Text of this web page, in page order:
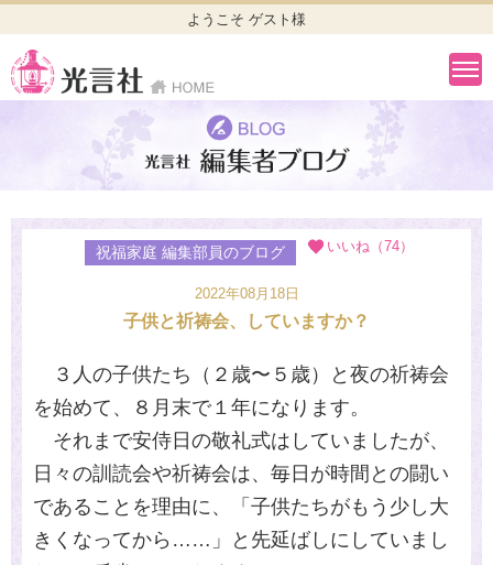
ようこそ ゲスト様
祝福家庭 編集部員のブログ いいね（74）
2022年08月18日
子供と祈祷会、していますか？
３人の子供たち（２歳〜５歳）と夜の祈祷会
を始めて、８月末で１年になります。
それまで安侍日の敬礼式はしていましたが、
日々の訓読会や祈祷会は、毎日が時間との闘い
であることを理由に、「子供たちがもう少し大
きくなってから……」と先延ばしにしていまし